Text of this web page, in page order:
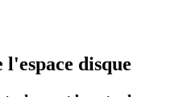
disque